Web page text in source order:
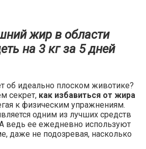
жир в области
на 3 кг за 5 дней
об идеально плоском животике?
секрет, как избавиться от жира
к физическим упражнениям.
одним из лучших средств
ведь ее ежедневно используют
даже не подозревая, насколько